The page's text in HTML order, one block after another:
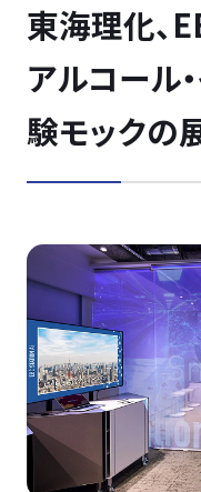
東海理化、
アルコール
験モックの